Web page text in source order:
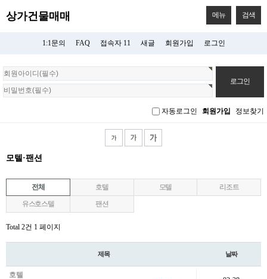
상가건물매매 메뉴 검색
1:1문의 FAQ 접속자 11 새글 회원가입 로그인
회
원
로
자동로그인 회원가입 정보찾기
모텔·팬션
전체 호텔 모텔
리조트
유스호스텔
팬션
Total 2건 1 페이지
제목 날짜
호텔